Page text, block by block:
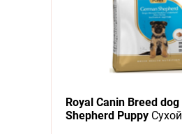
Royal Canin Breed
Shepherd Puppy